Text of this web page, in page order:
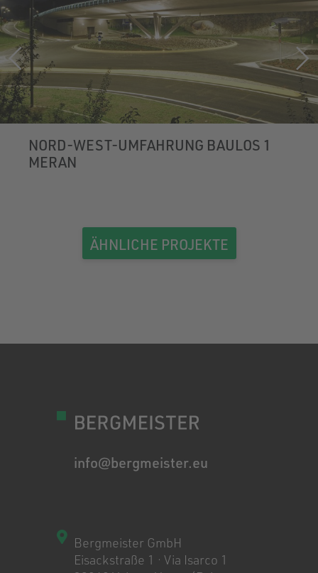
NORD-WEST-UMFAHRUNG BAULOS 1
MERAN
ÄHNLICHE PROJEKTE
info@bergmeister.eu
Bergmeister GmbH
Eisackstraße 1 · Via Isarco 1